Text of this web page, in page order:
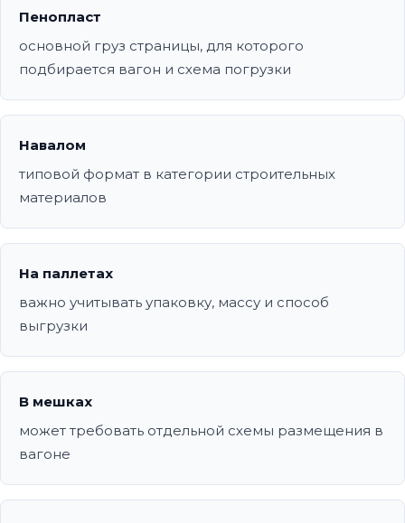
Пенопласт
основной груз страницы, для которого
подбирается вагон и схема погрузки
Навалом
типовой формат в категории строительных
материалов
На паллетах
важно учитывать упаковку, массу и способ
выгрузки
В мешках
может требовать отдельной схемы размещения в
вагоне